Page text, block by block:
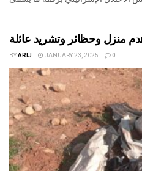
منزل وحظائر وتشريد عائلة
BYARIJ JANUARY 23, 2025 0